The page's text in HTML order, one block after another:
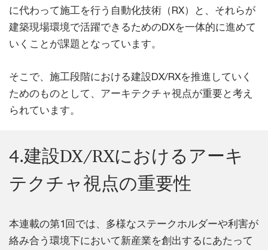
に代わって施工を行う自動化技術（RX）と、それらが
建築現場環境で活躍できるためのDXを一体的に進めて
いくことが課題となっています。
そこで、施工段階における建設DX/RXを推進していく
ためのものとして、アーキテクチャ視点が重要と考え
られています。
4.建設DX/RXにおけるアーキ
テクチャ視点の重要性
本連載の第1回では、多様なステークホルダーや利害が
絡み合う環境下において新産業を創出するにあたって